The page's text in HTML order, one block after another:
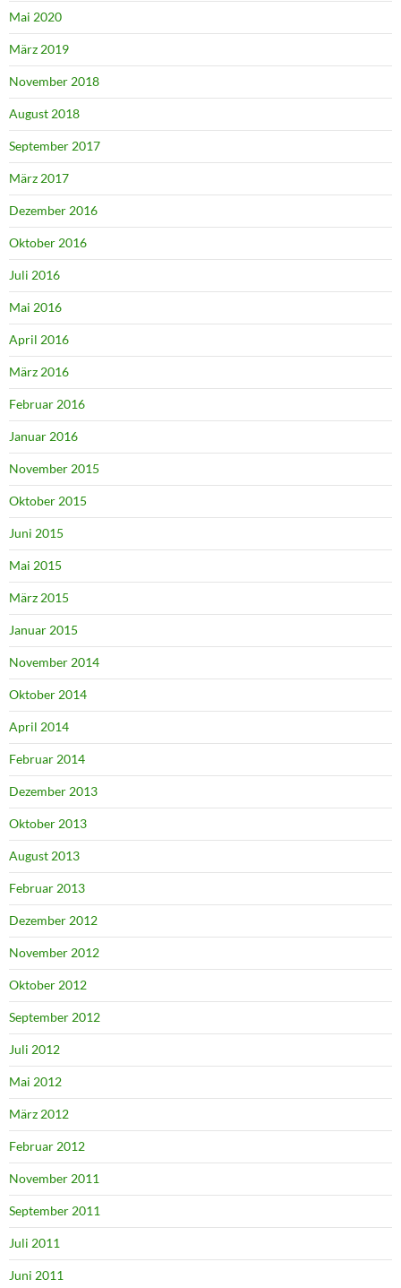
Mai 2020
März 2019
November 2018
August 2018
September 2017
März 2017
Dezember 2016
Oktober 2016
Juli 2016
Mai 2016
April 2016
März 2016
Februar 2016
Januar 2016
November 2015
Oktober 2015
Juni 2015
Mai 2015
März 2015
Januar 2015
November 2014
Oktober 2014
April 2014
Februar 2014
Dezember 2013
Oktober 2013
August 2013
Februar 2013
Dezember 2012
November 2012
Oktober 2012
September 2012
Juli 2012
Mai 2012
März 2012
Februar 2012
November 2011
September 2011
Juli 2011
Juni 2011